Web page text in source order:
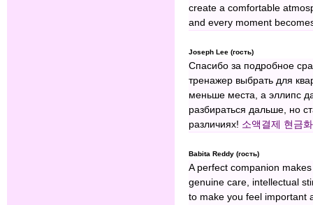
create a comfortable
and every moment
Joseph Lee (гость)
Спасибо за подробное
тренажер выбрать для
меньше места, а эллипс
разбираться дальше, но
различиях! 소액결제 현금화
Babita Reddy (гость)
A perfect companion
genuine care, intellectual
to make you feel important